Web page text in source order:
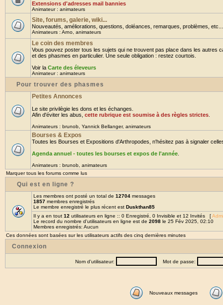
Extensions d'adresses mail bannies
Animateur : animateurs
Site, forums, galerie, wiki...
Nouveautés, améliorations, questions, doléances, remarques, problèmes,
Animateurs : Arno animateurs
Le coin des membres
Vous pouvez poster tous les sujets qui ne trouvent pas place dans les autres
et des phasmes en particulier. Une seule obligation : restez courtois.
Voir la Carte des éleveurs
Animateur : animateurs
Pour trouver des phasmes
Petites Annonces
Le site privilègie les dons et les échanges.
Afin d'éviter les abus, cette rubrique est soumise à des règles strictes
Animateurs : brunob Yannick Bellanger, animateurs
Bourses & Expos
Toutes les Bourses et Expositions d'Arthropodes, n'hésitez pas à signaler
Agenda annuel - toutes les bourses et expos de l'année
Animateurs : brunob animateurs
Marquer tous les forums comme lus
Qui est en ligne ?
Les membres ont posté un total de 12704 messages
1857 membres enregistrés
Le membre enregistré le plus récent est Duskthan85
Il y a en tout 12 utilisateurs en ligne :: 0 Enregistré, 0 Invisible et 12 Invités [
Le record du nombre d'utilisateurs en ligne est de 2098 le 25 Fév 2025, 02:10
Membres enregistrés: Aucun
Ces données sont basées sur les utilisateurs actifs des cinq dernières minutes
Connexion
Nom d'utilisateur: Mot de passe:
Nouveaux messages